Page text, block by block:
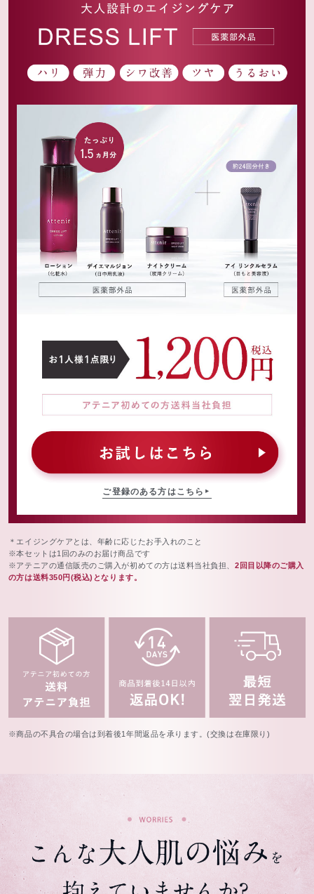
ご登録のある方はこちら
＊エイジングケアとは、年齢に応じたお手入れのこと
※本セットは1回のみのお届け商品です
※アテニアの通信販売のご購入が初めての方は送料当社負担、2回目以降のご購入
の方は送料350円(税込)となります。
※商品の不具合の場合は到着後1年間返品を承ります。(交換は在庫限り)